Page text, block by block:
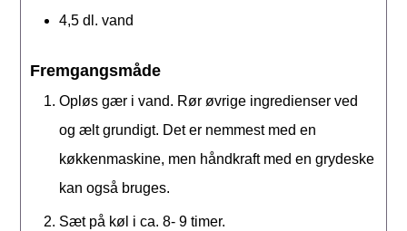
4,5 dl. vand
Fremgangsmåde
Opløs gær i vand. Rør øvrige ingredienser ved
og ælt grundigt. Det er nemmest med en
køkkenmaskine, men håndkraft med en grydeske
kan også bruges.
Sæt på køl i ca. 8- 9 timer.